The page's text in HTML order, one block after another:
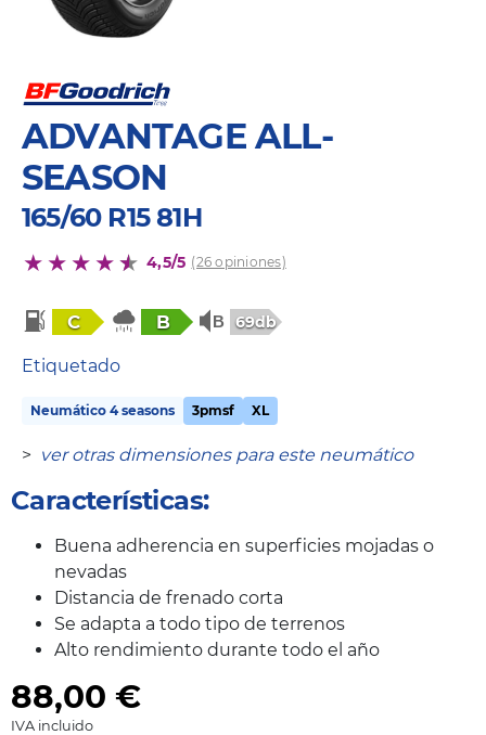
ADVANTAGE ALL-
SEASON
165/60 R15 81H
4,5/5 (26 opiniones)
C B 69db
Etiquetado
Neumático 4 seasons 3pmsf XL
> ver otras dimensiones para este neumático
Características:
Buena adherencia en superficies mojadas o
nevadas
Distancia de frenado corta
Se adapta a todo tipo de terrenos
Alto rendimiento durante todo el año
88,00 €
IVA incluido